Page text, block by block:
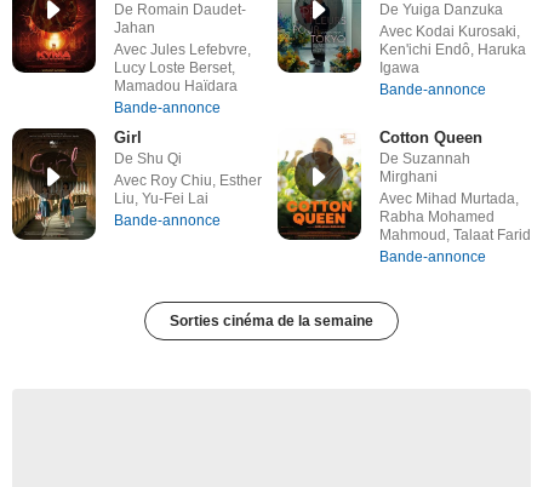
De Romain Daudet-
Jahan
Avec Jules Lefebvre,
Lucy Loste Berset,
Mamadou Haïdara
Bande-annonce
De Yuiga Danzuka
Avec Kodai Kurosaki,
Ken'ichi Endô, Haruka
Igawa
Bande-annonce
Girl
De Shu Qi
Avec Roy Chiu, Esther
Liu, Yu-Fei Lai
Bande-annonce
Cotton Queen
De Suzannah
Mirghani
Avec Mihad Murtada,
Rabha Mohamed
Mahmoud, Talaat Farid
Bande-annonce
Sorties cinéma de la semaine